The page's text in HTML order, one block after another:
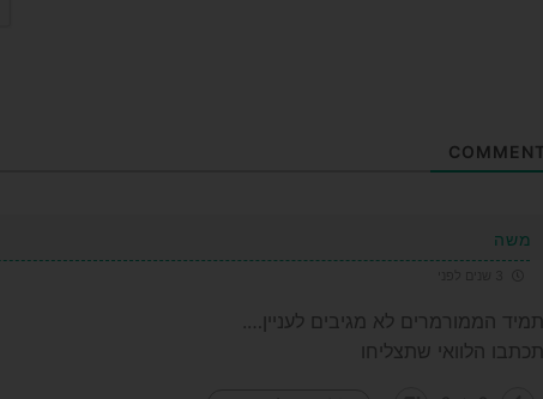
משה
תמיד הממורמרים לא מגיבים לעניין….
תכתבו הלוואי שתצליחו